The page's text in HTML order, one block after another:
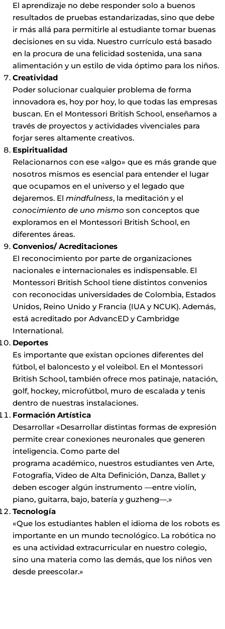
El aprendizaje no debe responder solo a buenos
resultados de pruebas estandarizadas, sino que debe
ir más allá para permitirle al estudiante tomar buenas
decisiones en su vida. Nuestro currículo está basado
en la procura de una felicidad sostenida, una sana
alimentación y un estilo de vida óptimo para los niños.
Creatividad
Poder solucionar cualquier problema de forma
innovadora es, hoy por hoy, lo que todas las empresas
buscan. En el Montessori British School, enseñamos a
través de proyectos y actividades vivenciales para
forjar seres altamente creativos.
Espiritualidad
Relacionarnos con ese «algo» que es más grande que
nosotros mismos es esencial para entender el lugar
que ocupamos en el universo y el legado que
dejaremos. El mindfulness, la meditación y el
conocimiento de uno mismo son conceptos que
exploramos en el Montessori British School, en
diferentes áreas.
Convenios/ Acreditaciones
El reconocimiento por parte de organizaciones
nacionales e internacionales es indispensable. El
Montessori British School tiene distintos convenios
con reconocidas universidades de Colombia, Estados
Unidos, Reino Unido y Francia (IUA y NCUK). Además,
está acreditado por AdvancED y Cambridge
International.
Deportes
Es importante que existan opciones diferentes del
fútbol, el baloncesto y el voleibol. En el Montessori
British School, también ofrece mos patinaje, natación,
golf, hockey, microfútbol, muro de escalada y tenis
dentro de nuestras instalaciones.
Formación Artística
Desarrollar «Desarrollar distintas formas de expresión
permite crear conexiones neuronales que generen
inteligencia. Como parte del
programa académico, nuestros estudiantes ven Arte,
Fotografía, Video de Alta Definición, Danza, Ballet y
deben escoger algún instrumento —entre violín,
piano, guitarra, bajo, batería y guzheng—.»
Tecnología
«Que los estudiantes hablen el idioma de los robots es
importante en un mundo tecnológico. La robótica no
es una actividad extracurricular en nuestro colegio,
sino una materia como las demás, que los niños ven
desde preescolar.»